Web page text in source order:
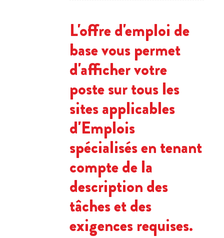
L'offre d'emploi de
base vous permet
d'afficher votre
poste sur tous les
sites applicables
d'Emplois
spécialisés en tenant
compte de la
description des
tâches et des
exigences requises.